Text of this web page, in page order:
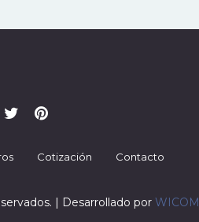
Cotización Contacto
| Desarrollado por WICOM